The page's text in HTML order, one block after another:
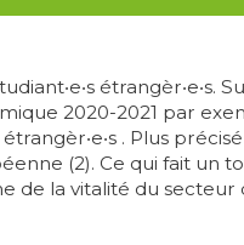
étrangèr‧e‧s.
2020-2021 par
. Plus
(2). Ce qui fait un
la vitalité du secteur